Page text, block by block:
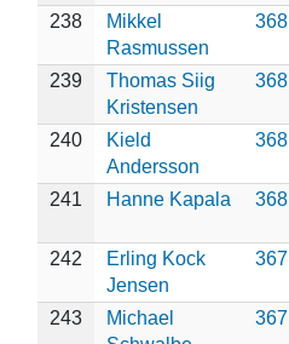
238
Mikkel
Rasmussen
368
239
Thomas Siig
Kristensen
368
240
Kield
Andersson
368
241 Hanne Kapala 368
242
Erling Kock
Jensen
367
243
Michael
367